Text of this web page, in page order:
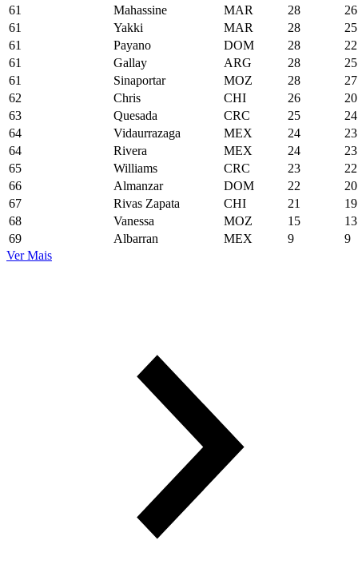
61
Mahassine MAR 28
26
61
Yakki MAR 28
25
61
Payano DOM 28
22
61
Gallay ARG 28
25
61
Sinaportar MOZ 28
27
62
Chris CHI 26
20
63
Quesada CRC 25
24
64
Vidaurrazaga MEX 24
23
64
Rivera MEX 24
23
65
Williams CRC 23
22
66
Almanzar DOM 22
20
67
Rivas Zapata CHI 21
19
68
Vanessa MOZ 15
13
69
Albarran MEX 9
9
Ver Mais